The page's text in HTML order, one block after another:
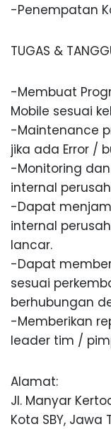
-Penempatan
TUGAS &
-Membuat
Mobile sesuai
-Maintenance
jika ada Error /
-Monitoring
internal
-Dapat
internal
lancar.
-Dapat
sesuai
berhubungan
-Memberikan
leader tim /
Alamat:
Jl. Manyar
Kota SBY, Jawa